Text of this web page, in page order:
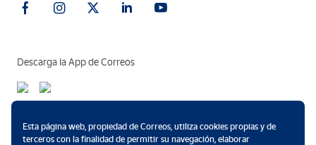
Descarga la App de Correos
Esta página web, propiedad de Correos, utiliza cookies propias y de
terceros con la finalidad de permitir su navegación, elaborar